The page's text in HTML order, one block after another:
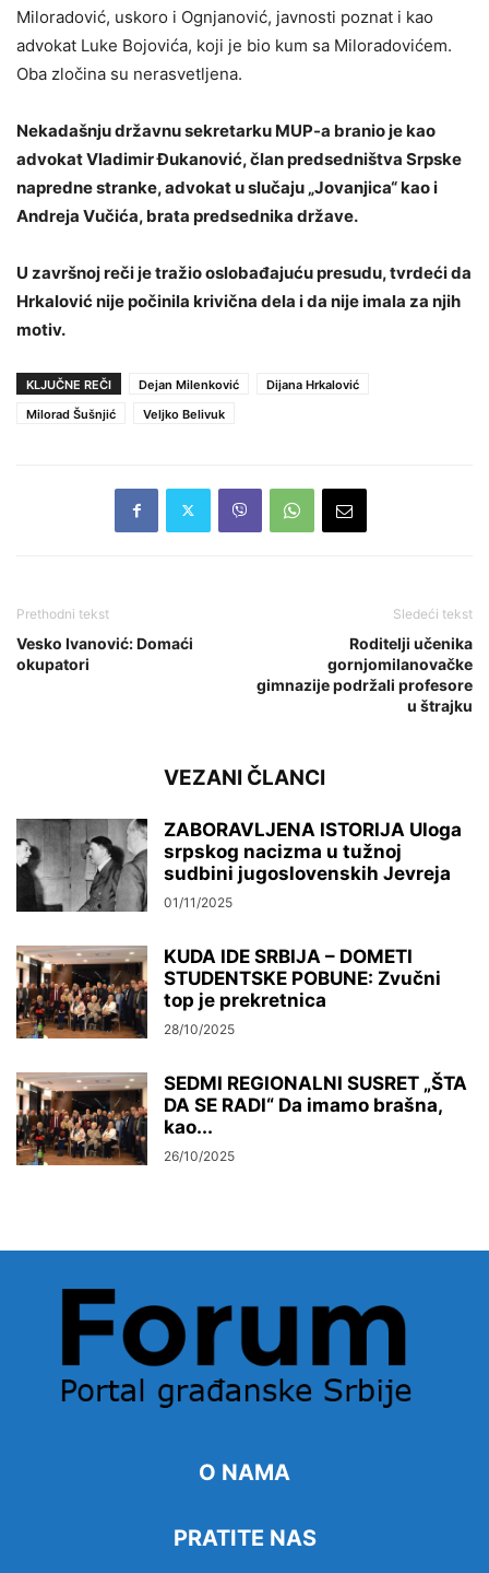
Miloradović, uskoro i Ognjanović, javnosti poznat i kao
advokat Luke Bojovića, koji je bio kum sa Miloradovićem.
Oba zločina su nerasvetljena.
Nekadašnju državnu sekretarku MUP-a branio je kao
advokat Vladimir Đukanović, član predsedništva Srpske
napredne stranke, advokat u slučaju „Jovanjica“ kao i
Andreja Vučića, brata predsednika države.
U završnoj reči je tražio oslobađajuću presudu, tvrdeći da
Hrkalović nije počinila krivična dela i da nije imala za njih
motiv.
KLJUČNE REČI Dejan Milenković
Dijana Hrkalović
Milorad Šušnjić
Veljko Belivuk
Prethodni tekst
Vesko Ivanović: Domaći
okupatori
Sledeći tekst
Roditelji učenika
gornjomilanovačke
gimnazije podržali profesore
u štrajku
VEZANI ČLANCI
ZABORAVLJENA ISTORIJA Uloga
srpskog nacizma u tužnoj
sudbini jugoslovenskih Jevreja
01/11/2025
KUDA IDE SRBIJA – DOMETI
STUDENTSKE POBUNE: Zvučni
top je prekretnica
28/10/2025
SEDMI REGIONALNI SUSRET „ŠTA
DA SE RADI“ Da imamo brašna,
kao...
26/10/2025
O NAMA
PRATITE NAS